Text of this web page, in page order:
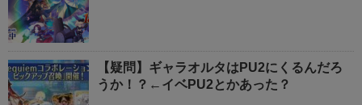
【疑問】ギャラオルタはPU2にくるんだろ
うか！？←イベPU2とかあった？